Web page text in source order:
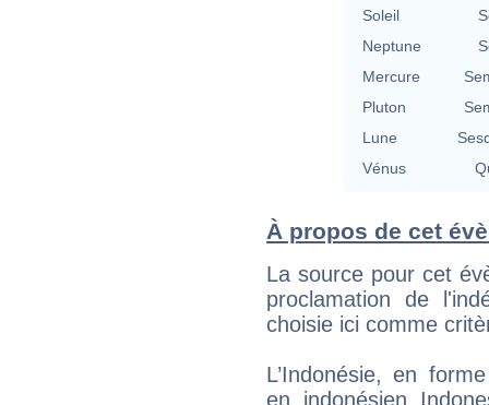
Soleil
Neptune
Mercure
Pluton
Lune
Vénus
À propos de cet
La source pour cet
proclamation de
choisie ici comme
L’Indonésie, en
en indonésien